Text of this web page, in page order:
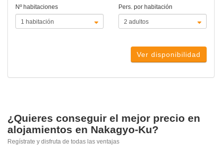
Nº habitaciones Pers. por habitación
Ver disponibilidad
¿Quieres conseguir el mejor precio en
alojamientos en Nakagyo-Ku?
Regístrate y disfruta de todas las ventajas